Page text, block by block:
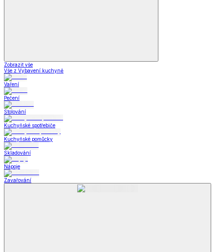
Zobrazit vše
Vše z Vybavení kuchyně
Vaření
Pečení
Stolování
Kuchyňské spotřebiče
Kuchyňské pomůcky
Skladování
Nápoje
Zavařování